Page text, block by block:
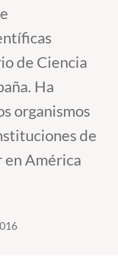
de Ciencia
Ha
organismos
de
en América